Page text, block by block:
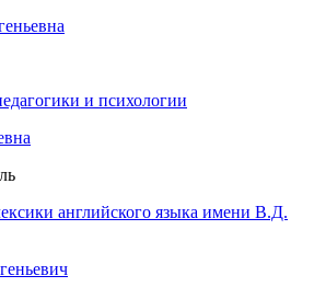
и психологии
английского языка имени В.Д.